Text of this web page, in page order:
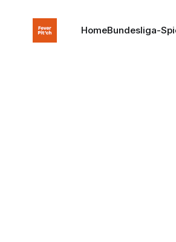
HomeBundesliga-